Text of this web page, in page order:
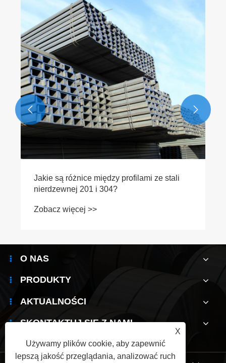
Jakie są różnice między profilami ze stali
nierdzewnej 201 i 304?
Zobacz więcej >>
 
O NAS
PRODUKTY
AKTUALNOŚCI
SKONTAKTUJ SIĘ Z NAMI
X
Używamy plików cookie, aby zapewnić
lepszą jakość przeglądania, analizować ruch